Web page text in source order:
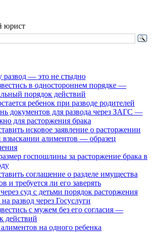
юрист
развод — это не стыдно
в одностороннем порядке —
порядок действий
ребенок при разводе родителей
документов для развода через ЗАГС —
для расторжения брака
исковое заявление о расторжении
взыскании алиментов — образец
госпошлины за расторжение брака в
соглашение о разделе имущества
и требуется ли его заверять
суд с детьми порядок расторжения
развод через Госуслуги
с мужем без его согласия —
действий
на одного ребенка